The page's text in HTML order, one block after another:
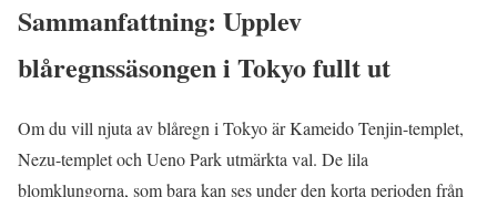
Sammanfattning: Upplev
blåregnssäsongen i Tokyo fullt ut
Om du vill njuta av blåregn i Tokyo är Kameido Tenjin-templet,
Nezu-templet och Ueno Park utmärkta val. De lila
blomklungorna, som bara kan ses under den korta perioden från